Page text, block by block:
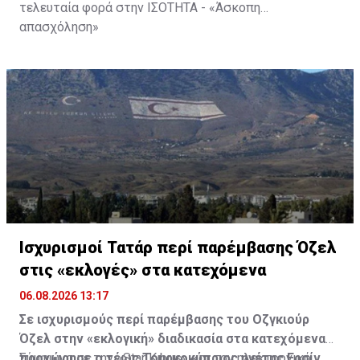
τελευταία φορά στην ΙΣΟΤΗΤΑ - «Άσκοπη
απασχόληση»
Ισχυρισμοί Τατάρ περί παρέμβασης Όζελ
στις «εκλογές» στα κατεχόμενα
06.08.2026 13:17
Σε ισχυρισμούς περί παρέμβασης του Οζγκιούρ
Όζελ στην «εκλογική» διαδικασία στα κατεχόμενα